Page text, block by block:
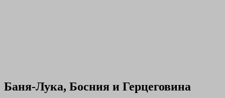
Баня-Лука, Босния и Герцеговина